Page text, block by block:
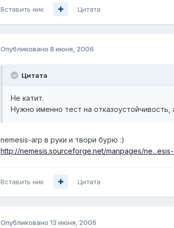
Вставить ник Цитата
Опубликовано 8 июня, 2006
Цитата
Не катит.
Нужно именно тест на отказоустойчивость,
nemesis-arp в руки и твори бурю :)
http://nemesis.sourceforge.net/manpages/ne...esis-
Вставить ник Цитата
Опубликовано 13 июня, 2006